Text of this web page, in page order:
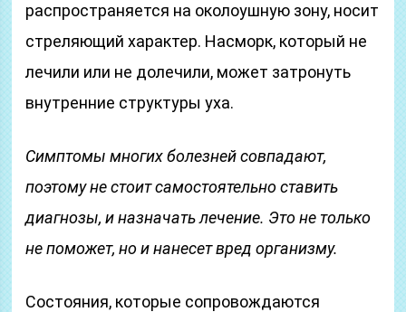
распространяется на околоушную зону, носит
стреляющий характер. Насморк, который не
лечили или не долечили, может затронуть
внутренние структуры уха.
Симптомы многих болезней совпадают,
поэтому не стоит самостоятельно ставить
диагнозы, и назначать лечение. Это не только
не поможет, но и нанесет вред организму.
Состояния, которые сопровождаются